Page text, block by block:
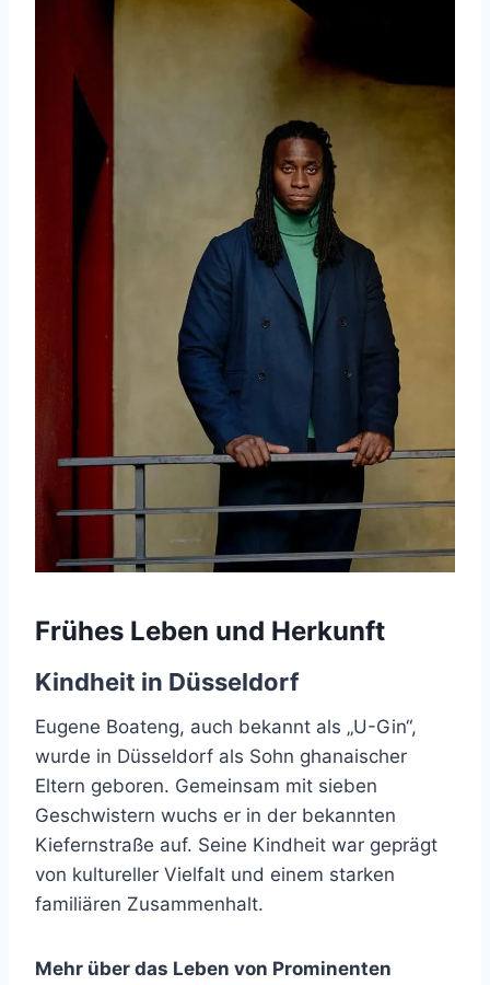
Frühes Leben und Herkunft
Kindheit in Düsseldorf
Eugene Boateng, auch bekannt als „U-Gin“,
wurde in Düsseldorf als Sohn ghanaischer
Eltern geboren. Gemeinsam mit sieben
Geschwistern wuchs er in der bekannten
Kiefernstraße auf. Seine Kindheit war geprägt
von kultureller Vielfalt und einem starken
familiären Zusammenhalt.
Mehr über das Leben von Prominenten